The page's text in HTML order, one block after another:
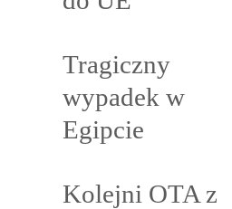
Tragiczny
wypadek w
Egipcie
Kolejni OTA z